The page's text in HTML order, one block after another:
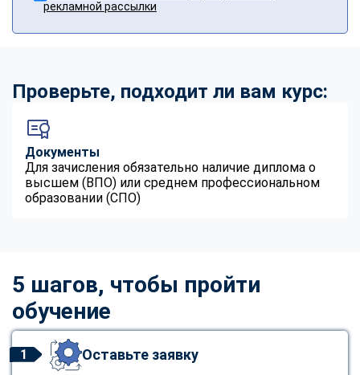
рекламной рассылки
Проверьте, подходит ли вам курс:
Документы
Для зачисления обязательно наличие диплома о
высшем (ВПО) или среднем профессиональном
образовании (СПО)
5 шагов, чтобы пройти
обучение
1 Оставьте заявку